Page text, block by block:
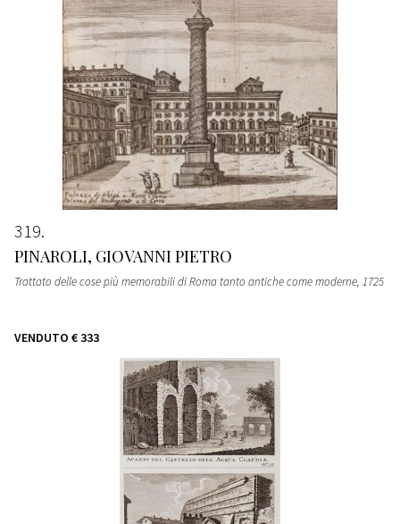
319
PINAROLI, GIOVANNI PIETRO
Trattato delle cose più memorabili di Roma tanto antiche come moderne, 1725
VENDUTO € 333